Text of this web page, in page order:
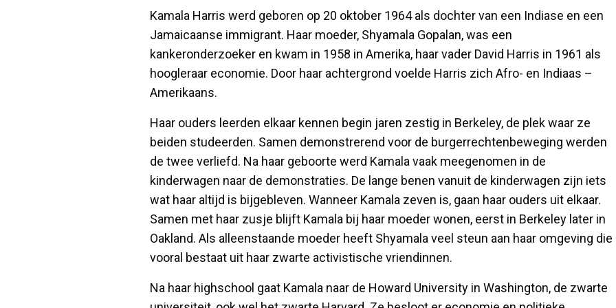
Kamala Harris werd geboren op 20 oktober 1964 als dochter van een Indiase en een
Jamaicaanse immigrant. Haar moeder, Shyamala Gopalan, was een
kankeronderzoeker en kwam in 1958 in Amerika, haar vader David Harris in 1961 als
hoogleraar economie. Door haar achtergrond voelde Harris zich Afro- en Indiaas –
Amerikaans.
Haar ouders leerden elkaar kennen begin jaren zestig in Berkeley, de plek waar ze
beiden studeerden. Samen demonstrerend voor de burgerrechtenbeweging werden
de twee verliefd. Na haar geboorte werd Kamala vaak meegenomen in de
kinderwagen naar de demonstraties. De lange benen vanuit de kinderwagen zijn iets
wat haar altijd is bijgebleven. Wanneer Kamala zeven is, gaan haar ouders uit elkaar.
Samen met haar zusje blijft Kamala bij haar moeder wonen, eerst in Berkeley later in
Oakland. Als alleenstaande moeder heeft Shyamala veel steun aan haar omgeving die
vooral bestaat uit haar zwarte activistische vriendinnen.
Na haar highschool gaat Kamala naar de Howard University in Washington, de zwarte